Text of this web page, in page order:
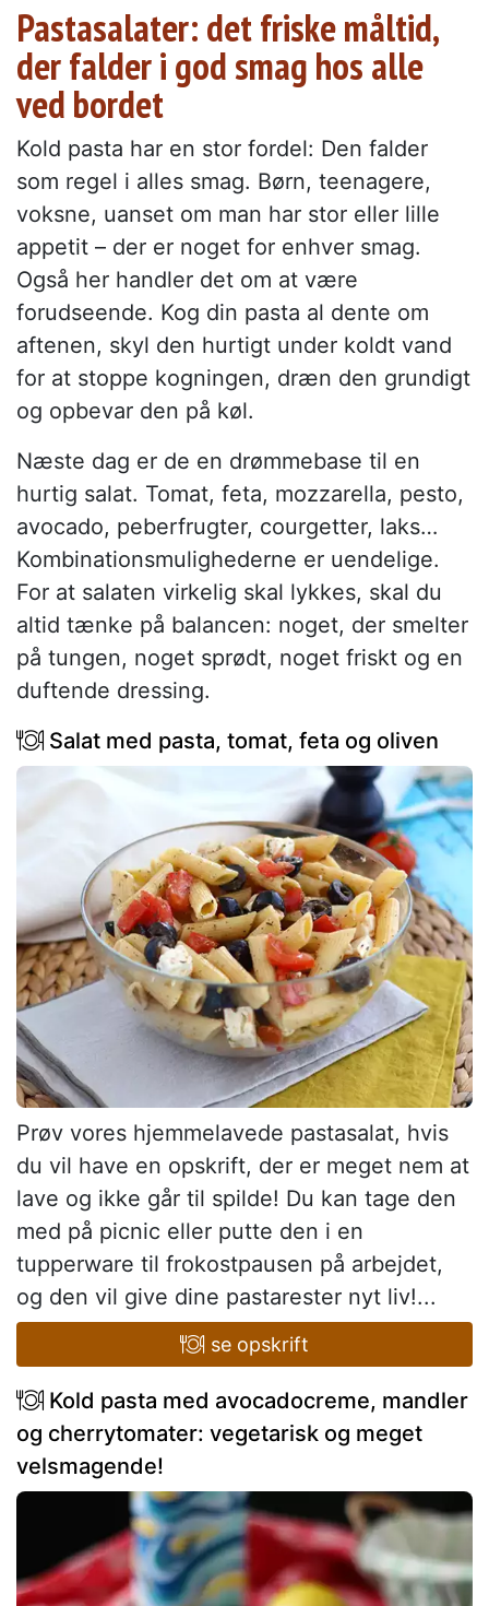
Pastasalater: det friske måltid,
der falder i god smag hos alle
ved bordet
Kold pasta har en stor fordel: Den falder
som regel i alles smag. Børn, teenagere,
voksne, uanset om man har stor eller lille
appetit – der er noget for enhver smag.
Også her handler det om at være
forudseende. Kog din pasta al dente om
aftenen, skyl den hurtigt under koldt vand
for at stoppe kogningen, dræn den grundigt
og opbevar den på køl.
Næste dag er de en drømmebase til en
hurtig salat. Tomat, feta, mozzarella, pesto,
avocado, peberfrugter, courgetter, laks…
Kombinationsmulighederne er uendelige.
For at salaten virkelig skal lykkes, skal du
altid tænke på balancen: noget, der smelter
på tungen, noget sprødt, noget friskt og en
duftende dressing.
Salat med pasta, tomat, feta og oliven
Prøv vores hjemmelavede pastasalat, hvis
du vil have en opskrift, der er meget nem at
lave og ikke går til spilde! Du kan tage den
med på picnic eller putte den i en
tupperware til frokostpausen på arbejdet,
og den vil give dine pastarester nyt liv!...
se opskrift
Kold pasta med avocadocreme, mandler
og cherrytomater: vegetarisk og meget
velsmagende!